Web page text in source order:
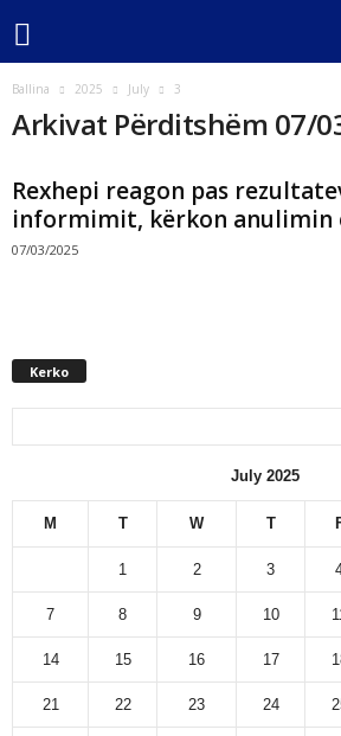
Ballina 2025 July 3
Arkivat Përditshëm 07/
Rexhepi reagon pas
informimit, kërkon anulimin
07/03/2025
Kerko
July 2025
M T W T
1 2 3
7 8 9 10
14 15 16 17
21 22 23 24